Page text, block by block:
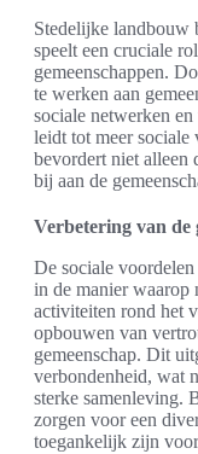
Stedelijke landbouw
speelt een cruciale
gemeenschappen.
te werken aan
sociale netwerken
leidt tot meer sociale
bevordert niet alleen
bij aan de
Verbetering van de
De sociale
in de manier waarop
activiteiten rond het
opbouwen van
gemeenschap. Dit
verbondenheid, wat
sterke samenleving.
zorgen voor een
toegankelijk zijn